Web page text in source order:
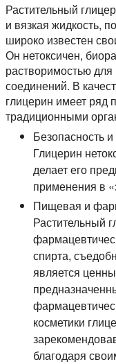
Растительный
и вязкая жидкость,
широко известен
Он нетоксичен,
растворимостью для
соединений. В
глицерин имеет ряд
традиционными
Безопасность
Глицерин
делает его
применения в
Пищевая и
Растительный
спирта,
является
косметики
благодаря